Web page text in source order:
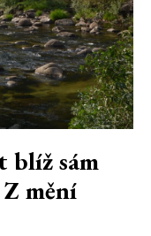
blíž sám
Z mění